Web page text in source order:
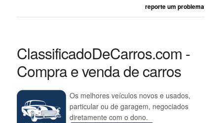
reporte um problema
ClassificadoDeCarros.com -
Compra e venda de carros
Os melhores veículos novos e usados,
particular ou de garagem, negociados
diretamente com o dono.